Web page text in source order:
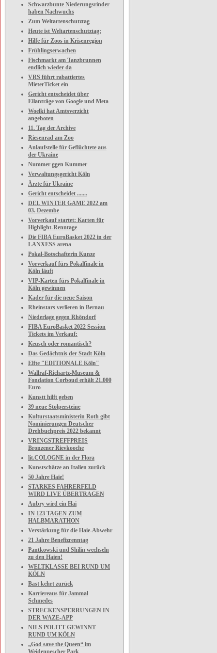
Schwarzbunte Niederungsrinder
haben Nachwuchs
Zum Weltartenschutztag
Heute ist Weltartenschutztag:
Hilfe für Zoos in Krisenregion
Frühlingserwachen
Fischmarkt am Tanzbrunnen
endlich wieder da
VRS führt rabattiertes
MieterTicket ein
Gericht entscheidet über
Eilanträge von Google und Meta
Woelki hat Amtsverzicht
angeboten
11. Tag der Archive
Riesenrad am Zoo
Anlaufstelle für Geflüchtete aus
der Ukraine
Nummer ggen Kummer
Verwaltungsgericht Köln
Ärzte für Ukraine
Gericht entscheidet .......
DEL WINTER GAME 2022 am
03. Dezembe
Vorverkauf startet: Karten für
Highlight-Renntage
Die FIBA EuroBasket 2022 in der
LANXESS arena
Pokal-Botschafterin Kunze
Vorverkauf fürs Pokalfinale in
Köln läuft
VIP-Karten fürs Pokalfinale in
Köln gewinnen
Kader für die neue Saison
Rheinstars verlieren in Bernau
Niederlage gegen Rhöndorf
FIBA EuroBasket 2022 Session
Tickets im Verkauf:
Keusch oder romantisch?
Das Gedächtnis der Stadt Köln
Elfte "EDITIONALE Köln"
Wallraf-Richartz-Museum &
Fondation Corboud erhält 21.000
Euro
Kunstt hilft geben
39 neue Stolpersteine
Kulturstaatsministerin Roth gibt
Nominierungen Deutscher
Drehbuchpreis 2022 bekannt
VRINGSTREFFPREIS
Bronzener Rievkooche
lit.COLOGNE in der Flora
Kunstschätze an Italien zurück
50 Jahre Haie!
STARKES FAHRERFELD
WIRD LIVE ÜBERTRAGEN
Aubry wird ein Hai
IN 123 TAGEN ZUM
HALBMARATHON
Verstärkung für die Haie-Abwehr
21 Jahre Benefizrenntag
Pantkowski und Shilin wechseln
zu den Haien!
WELTKLASSE BEI RUND UM
KÖLN
Bast kehrt zurück
Karriereaus für Jammal
Schmedes
STRECKENSPERRUNGEN IN
DER WAZE-APP
NILS POLITT GEWINNT
RUND UM KÖLN
„God save the Queen“ im
Weidenpescher Park